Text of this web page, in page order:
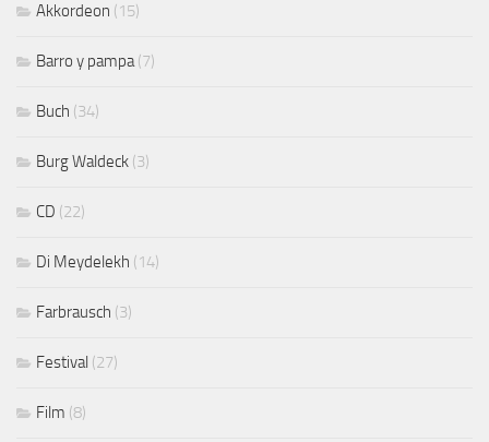
Akkordeon (15)
Barro y pampa(7)
Buch (34)
Burg Waldeck (3)
CD (22)
Di Meydelekh (14)
Farbrausch (3)
Festival (27)
Film (8)